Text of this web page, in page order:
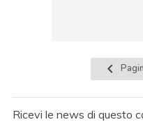
Ricevi le news di questo